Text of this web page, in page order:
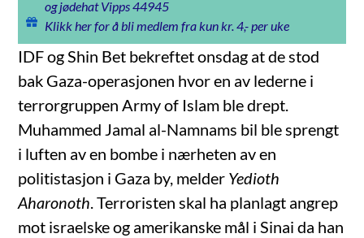
og jødehat Vipps 44945
Klikk her for å bli medlem fra kun kr. 4,- per uke
IDF og Shin Bet bekreftet onsdag at de stod
bak Gaza-operasjonen hvor en av lederne i
terrorgruppen Army of Islam ble drept.
Muhammed Jamal al-Namnams bil ble sprengt
i luften av en bombe i nærheten av en
politistasjon i Gaza by, melder Yedioth
Aharonoth. Terroristen skal ha planlagt angrep
mot israelske og amerikanske mål i Sinai da han